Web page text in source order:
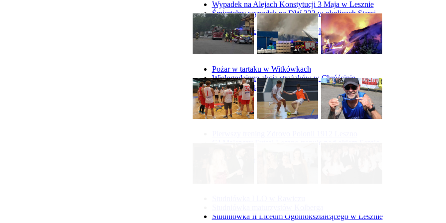
Wypadek na Alejach Konstytucji 3 Maja w Lesznie
Śmiertelny wypadek na DW 323 w okolicach Starej
Góry
Wypadek na obwodnicy Święciechowy
Pożar w tartaku w Witkówkach
Wielogodzinna akcja strażaków w Chróścinie
Pożar hali tartaku w Racocie
Studniówka II Liceum Ogólnokształcącego w Lesznie